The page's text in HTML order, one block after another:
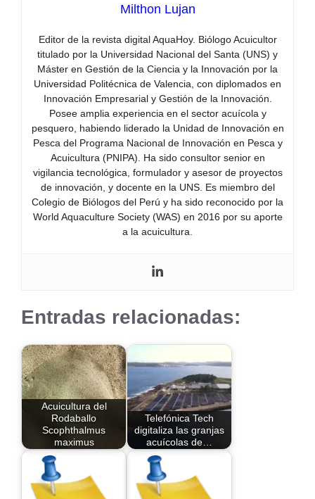
Milthon Lujan
Editor de la revista digital AquaHoy. Biólogo Acuicultor
titulado por la Universidad Nacional del Santa (UNS) y
Máster en Gestión de la Ciencia y la Innovación por la
Universidad Politécnica de Valencia, con diplomados en
Innovación Empresarial y Gestión de la Innovación.
Posee amplia experiencia en el sector acuícola y
pesquero, habiendo liderado la Unidad de Innovación en
Pesca del Programa Nacional de Innovación en Pesca y
Acuicultura (PNIPA). Ha sido consultor senior en
vigilancia tecnológica, formulador y asesor de proyectos
de innovación, y docente en la UNS. Es miembro del
Colegio de Biólogos del Perú y ha sido reconocido por la
World Aquaculture Society (WAS) en 2016 por su aporte
a la acuicultura.
Entradas relacionadas:
Acuicultura del
Rodaballo
Scophthalmus
maximus
Telefónica Tech
digitaliza las granjas
acuícolas de…